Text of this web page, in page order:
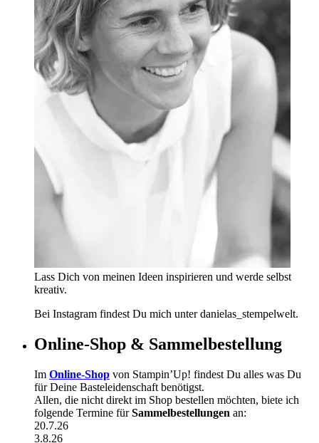
Lass Dich von meinen Ideen inspirieren und werde selbst
kreativ.
Bei Instagram findest Du mich unter danielas_stempelwelt.
Online-Shop & Sammelbestellung
Im Online-Shop von Stampin’Up! findest Du alles was Du
für Deine Basteleidenschaft benötigst.
Allen, die nicht direkt im Shop bestellen möchten, biete ich
folgende Termine fürSammelbestellungen an:
20.7.26
3.8.26